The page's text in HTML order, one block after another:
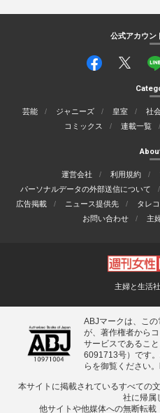
公式アカウン
芸能 ジャニーズ 皇室 社
コミックス
連載一覧
運営会社 利用規約
パーソナルデータの外部送信について
広告掲載
ニュース提供先 タレコ
お問い合わせ
主
主婦と生活
ABJマークは、こ
が、著作権者から
サービスであるこ
6091713号）です
らを御覧ください。
本サイトに掲載されているすべての
社に帰属
他サイトや他媒体への無断転載